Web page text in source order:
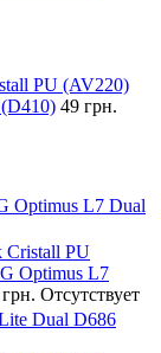
PU (AV220)
49 грн.
Optimus L7 Dual
Cristall PU
Optimus L7
Отсутствует
Dual D686